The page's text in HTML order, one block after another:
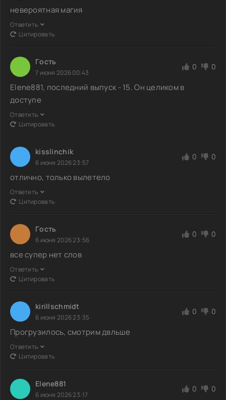
невероятная магия
Ответить
Цитировать
Гoсть
7 июня 2026 00:43
0 0
Elene881, последний выпуск - 15. Он целиком в
доступе
Ответить
Цитировать
kisslinchik
6 июня 2026 23:57
0 0
отлично, только вылетело
Ответить
Цитировать
Гoсть
6 июня 2026 23:56
0 0
все супер нет слов
Ответить
Цитировать
kirillschmidt
6 июня 2026 23:35
0 0
Прогрузилось, смотрим двльше
Ответить
Цитировать
Elene881
6 июня 2026 23:17
0 0